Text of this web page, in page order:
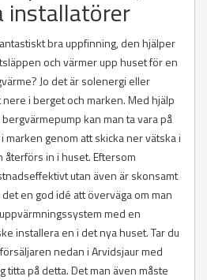
installatörer
bra uppfinning, den hjälper
och värmer upp huset för en
Jo det är solenergi eller
i berget och marken. Med hjälp
kan man ta vara på
marken genom att skicka ner vätska i
återförs in i huset. Eftersom
utan även är skonsamt
en god idé att överväga om man
med en
installera en i det nya huset. Tar du
nedan i Arvidsjaur med
titta på detta. Det man även måste